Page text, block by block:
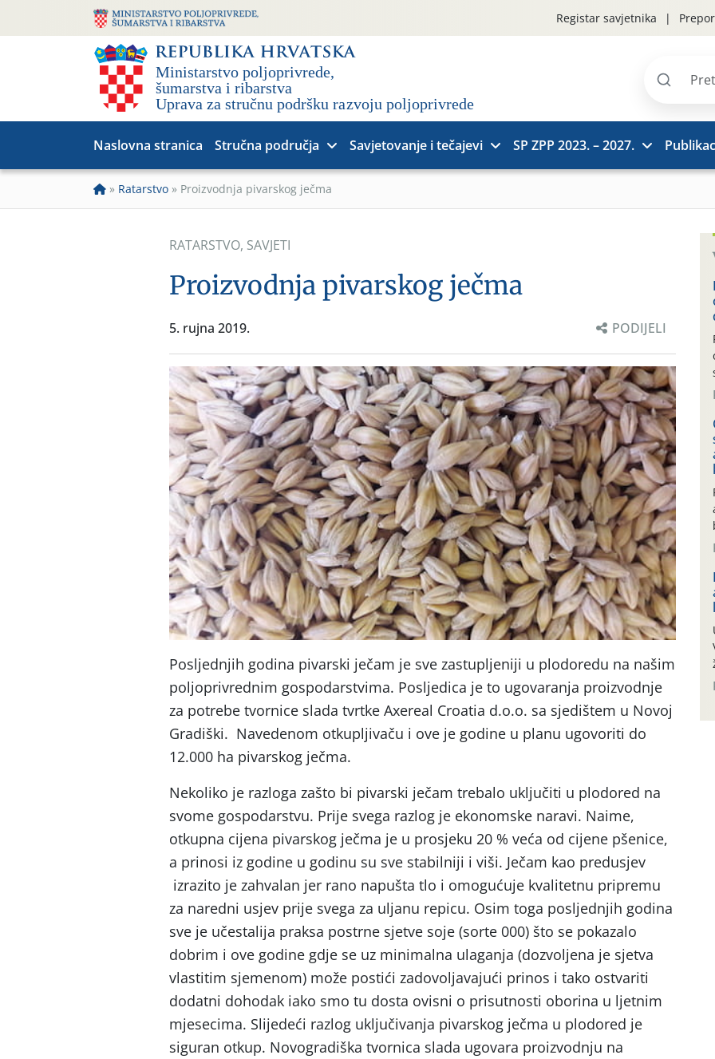
Registar savjetnika
Pretraži
Naslovna stranica Stručna područja Savjetovanje i tečajevi SP ZPP 2023. – 2027.
» Ratarstvo » Proizvodnja pivarskog ječma
RATARSTVO, SAVJETI
Proizvodnja pivarskog ječma
5. rujna 2019. PODIJELI
Posljednjih godina pivarski ječam je sve zastupljeniji u plodoredu na našim
poljoprivrednim gospodarstvima. Posljedica je to ugovaranja proizvodnje
za potrebe tvornice slada tvrtke Axereal Croatia d.o.o. sa sjedištem u Novoj
Gradiški. Navedenom otkupljivaču i ove je godine u planu ugovoriti do
12.000 ha pivarskog ječma.
Nekoliko je razloga zašto bi pivarski ječam trebalo uključiti u plodored na
svome gospodarstvu. Prije svega razlog je ekonomske naravi. Naime,
otkupna cijena pivarskog ječma je u prosjeku 20 % veća od cijene pšenice,
a prinosi iz godine u godinu su sve stabilniji i viši. Ječam kao predusjev
izrazito je zahvalan jer rano napušta tlo i omogućuje kvalitetnu pripremu
za naredni usjev prije svega za uljanu repicu. Osim toga posljednjih godina
sve je učestalija praksa postrne sjetve soje (sorte 000) što se pokazalo
dobrim i ove godine gdje se uz minimalna ulaganja (dozvoljena je sjetva
vlastitim sjemenom) može postići zadovoljavajući prinos i tako ostvariti
dodatni dohodak iako smo tu dosta ovisni o prisutnosti oborina u ljetnim
mjesecima. Slijedeći razlog uključivanja pivarskog ječma u plodored je
siguran otkup. Novogradiška tvornica slada ugovara proizvodnju na